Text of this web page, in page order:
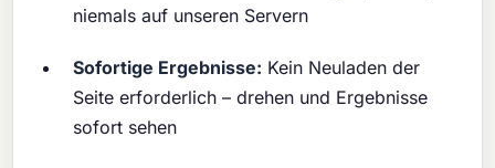
niemals auf unseren Servern
Sofortige Ergebnisse: Kein Neuladen der
Seite erforderlich – drehen und Ergebnisse
sofort sehen